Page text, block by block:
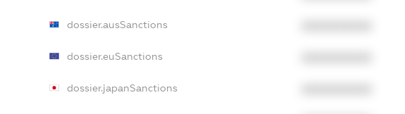
dossier.ausSanctions
dossier.euSanctions
dossier.japanSanctions